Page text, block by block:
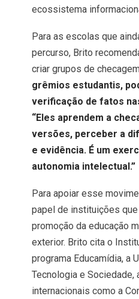
ecossistema
Para as escolas que
percurso, Brito
criar grupos de
grêmios estudantis,
verificação de fatos
“Eles aprendem a
versões, perceber a
e evidência. É um
autonomia intelectual.”
Para apoiar esse
papel de instituições
promoção da educação
exterior. Brito cita o
programa Educamídia, a
Tecnologia e Sociedade,
internacionais como a